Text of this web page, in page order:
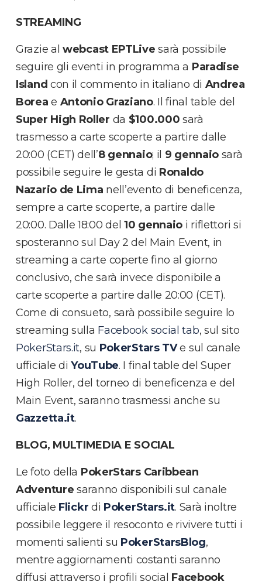
STREAMING
Grazie al webcast EPTLive sarà possibile
seguire gli eventi in programma a Paradise
Island con il commento in italiano di Andrea
Borea e Antonio Graziano. Il final table del
Super High Roller da $100.000 sarà
trasmesso a carte scoperte a partire dalle
20:00 (CET) dell’8 gennaio; il 9 gennaio sarà
possibile seguire le gesta di Ronaldo
Nazario de Lima nell’evento di beneficenza,
sempre a carte scoperte, a partire dalle
20:00. Dalle 18:00 del10 gennaio i riflettori si
sposteranno sul Day 2 del Main Event, in
streaming a carte coperte fino al giorno
conclusivo, che sarà invece disponibile a
carte scoperte a partire dalle 20:00 (CET).
Come di consueto, sarà possibile seguire lo
streaming sulla Facebook social tab, sul sito
PokerStars.it, su PokerStars TVe sul canale
ufficiale diYouTube. I final table del Super
High Roller, del torneo di beneficenza e del
Main Event, saranno trasmessi anche su
Gazzetta.it.
BLOG, MULTIMEDIA E SOCIAL
Le foto della PokerStars Caribbean
Adventure saranno disponibili sul canale
ufficiale Flickr di PokerStars.it. Sarà inoltre
possibile leggere il resoconto e rivivere tutti i
momenti salienti su PokerStarsBlog,
mentre aggiornamenti costanti saranno
diffusi attraverso i profili social Facebook